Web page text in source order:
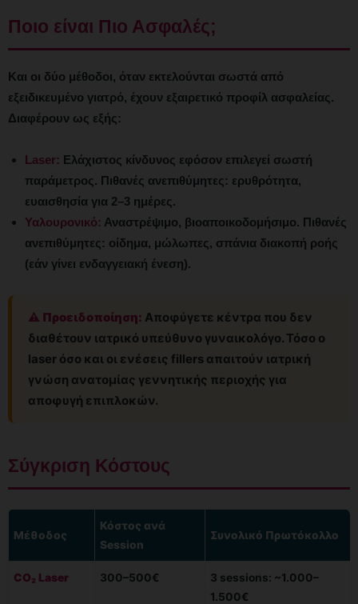
Ποιο είναι Πιο Ασφαλές;
Και οι δύο μέθοδοι, όταν εκτελούνται σωστά από
εξειδικευμένο γιατρό, έχουν εξαιρετικό προφίλ ασφαλείας.
Διαφέρουν ως εξής:
Laser: Ελάχιστος κίνδυνος εφόσον επιλεγεί σωστή
παράμετρος. Πιθανές ανεπιθύμητες: ερυθρότητα,
ευαισθησία για 2–3 ημέρες.
Υαλουρονικό: Αναστρέψιμο, βιοαποικοδομήσιμο. Πιθανές
ανεπιθύμητες: οίδημα, μώλωπες, σπάνια διακοπή ροής
(εάν γίνει ενδαγγειακή ένεση).
⚠️ Προειδοποίηση: Αποφύγετε κέντρα που δεν
διαθέτουν ιατρικό υπεύθυνο γυναικολόγο. Τόσο ο
laser όσο και οι ενέσεις fillers απαιτούν ιατρική
γνώση ανατομίας γεννητικής περιοχής για
αποφυγή επιπλοκών.
Σύγκριση Κόστους
Μέθοδος
Κόστος ανά
Session
Συνολικό Πρωτόκολλο
CO₂ Laser 300–500€
3 sessions: ~1.000–
1.500€